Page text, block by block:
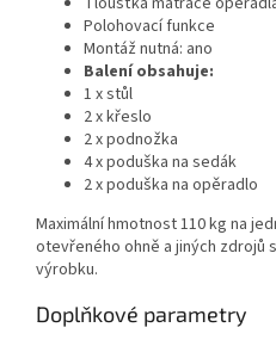
Polohovací funkce
Montáž nutná: ano
Balení obsahuje:
1 x stůl
2 x křeslo
2 x podnožka
4 x poduška na sedák
2 x poduška na opěradlo
Maximální hmotnost 110 kg na
otevřeného ohně a jiných zdrojů
výrobku.
Doplňkové parametry